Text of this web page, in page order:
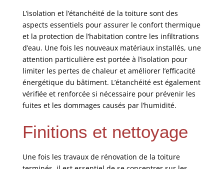
L’isolation et l’étanchéité de la toiture sont des
aspects essentiels pour assurer le confort thermique
et la protection de l’habitation contre les infiltrations
d’eau. Une fois les nouveaux matériaux installés, une
attention particulière est portée à l’isolation pour
limiter les pertes de chaleur et améliorer l’efficacité
énergétique du bâtiment. L’étanchéité est également
vérifiée et renforcée si nécessaire pour prévenir les
fuites et les dommages causés par l’humidité.
Finitions et nettoyage
Une fois les travaux de rénovation de la toiture